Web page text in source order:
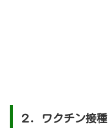
２．ワクチン接種